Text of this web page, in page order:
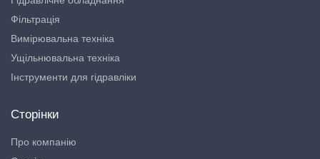
Фільтрація
Вимірювальна техніка
Ущільнювальна техніка
Інструменти для гідравліки
Сторінки
Про компанію